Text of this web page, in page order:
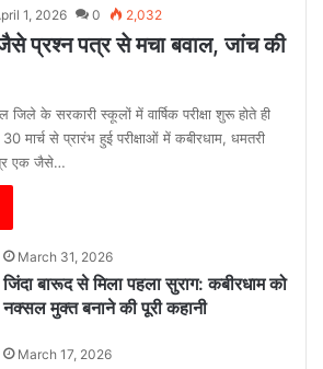
1, 2026 0 2,032
प्रश्न पत्र से मचा बवाल, जांच की
जिले के सरकारी स्कूलों में वार्षिक परीक्षा शुरू होते ही
मार्च से प्रारंभ हुई परीक्षाओं में कबीरधाम, धमतरी
एक जैसे…
March 31, 2026
जिंदा बारूद से मिला पहला सुराग: कबीरधाम को
नक्सल मुक्त बनाने की पूरी कहानी
March 17, 2026